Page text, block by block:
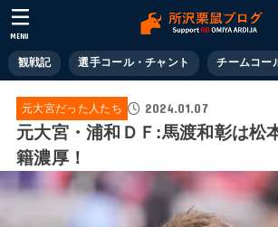
観戦記 選手コール・チャント チームコー
MENU
元大宮だった人たち 2024.01.07
元大宮・浦和ＤＦ:馬渡和彰は松
籍濃厚！